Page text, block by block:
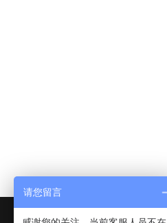
请您留言